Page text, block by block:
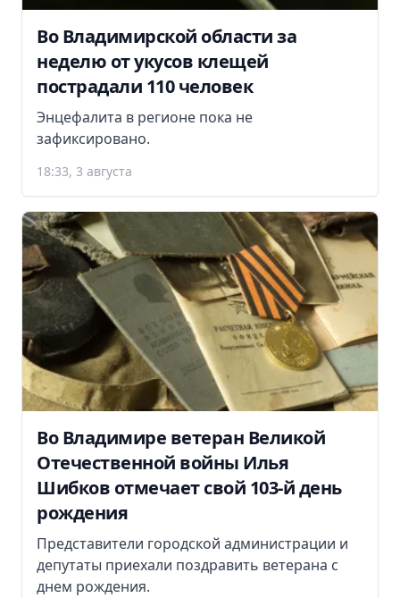
Во Владимирской области за
неделю от укусов клещей
пострадали 110 человек
Энцефалита в регионе пока не
зафиксировано.
18:33, 3 августа
Во Владимире ветеран Великой
Отечественной войны Илья
Шибков отмечает свой 103-й день
рождения
Представители городской администрации и
депутаты приехали поздравить ветерана с
днем рождения.